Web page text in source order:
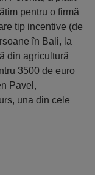
pentru o firmă
tip incentive (de
în Bali, la
din agricultură
3500 de euro
Pavel,
una din cele